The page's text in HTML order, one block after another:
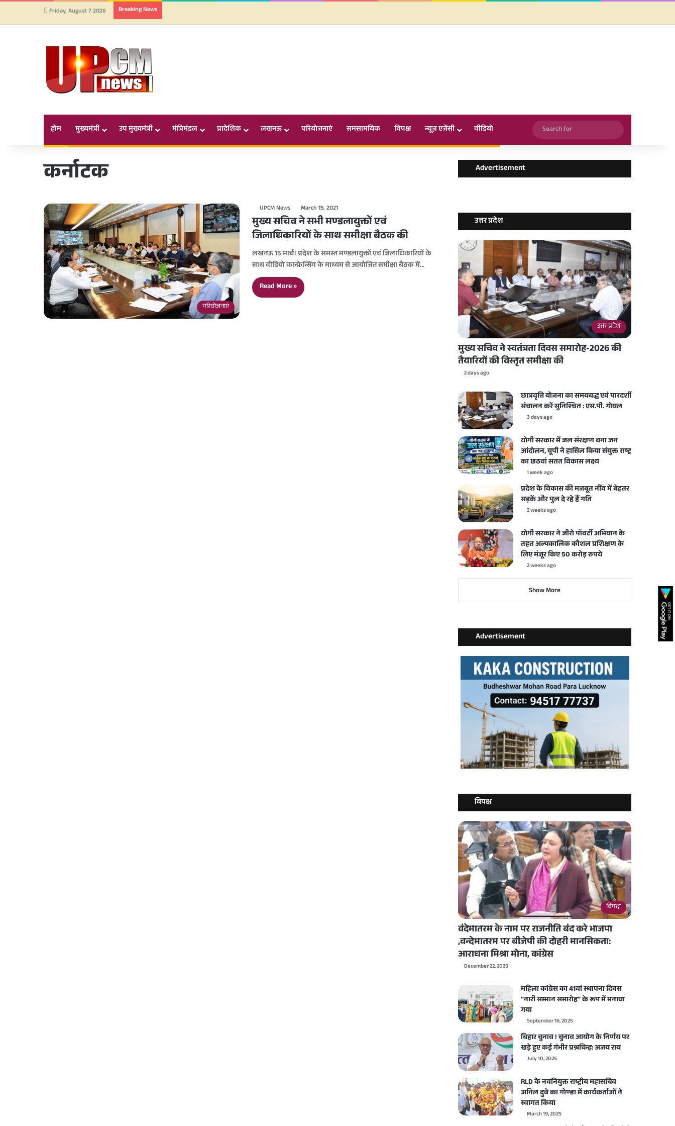
Friday, August 7 2026 Breaking News
होम मुख्यमंत्री उप मुख्यमंत्री मंत्रिमंडल प्रादेशिक लखनऊ परियोजनाएं समसामयिक विपक्ष न्यूज़ एजेंसी वीडियो
Search
for
कर्नाटक
परियोजनाएं
UPCM News March 15, 2021
मुख्य सचिव ने सभी मण्डलायुक्तों एवं
जिलाधिकारियों के साथ समीक्षा बैठक की
लखनऊ 15 मार्च। प्रदेश के समस्त मण्डलायुक्तों एवं जिलाधिकारियों के
साथ वीडियो कान्फ्रेन्सिंग के माध्यम से आयोजित समीक्षा बैठक में…
Read More »
Advertisement
उत्तर प्रदेश
उत्तर प्रदेश
मुख्य सचिव ने स्वतंत्रता दिवस समारोह-2026 की
तैयारियों की विस्तृत समीक्षा की
2 days ago
छात्रवृत्ति योजना का समयबद्ध एवं पारदर्शी
संचालन करें सुनिश्चित : एस.पी. गोयल
3 days ago
योगी सरकार में जल संरक्षण बना जन
आंदोलन, यूपी ने हासिल किया संयुक्त राष्ट्र
का छठवां सतत विकास लक्ष्य
1 week ago
प्रदेश के विकास की मजबूत नींव में बेहतर
सड़कें और पुल दे रहे हैं गति
2 weeks ago
योगी सरकार ने जीरो पॉवर्टी अभियान के
तहत अल्पकालिक कौशल प्रशिक्षण के
लिए मंजूर किए 50 करोड़ रुपये
2 weeks ago
Show More
Advertisement
विपक्ष
विपक्ष
वंदेमातरम के नाम पर राजनीति बंद करे भाजपा
,वन्देमातरम पर बीजेपी की दोहरी मानसिकता:
आराधना मिश्रा मोना, कांग्रेस
December 22, 2025
महिला कांग्रेस का 41वां स्थापना दिवस
“नारी सम्मान समारोह” के रूप में मनाया
गया
September 16, 2025
बिहार चुनाव ! चुनाव आयोग के निर्णय पर
खड़े हुए कई गंभीर प्रश्नचिन्ह: अजय राय
July 10, 2025
RLD के नवनियुक्त राष्ट्रीय महासचिव
अनिल दुबे का गोण्डा में कार्यकर्ताओं ने
स्वागत किया
March 19, 2025